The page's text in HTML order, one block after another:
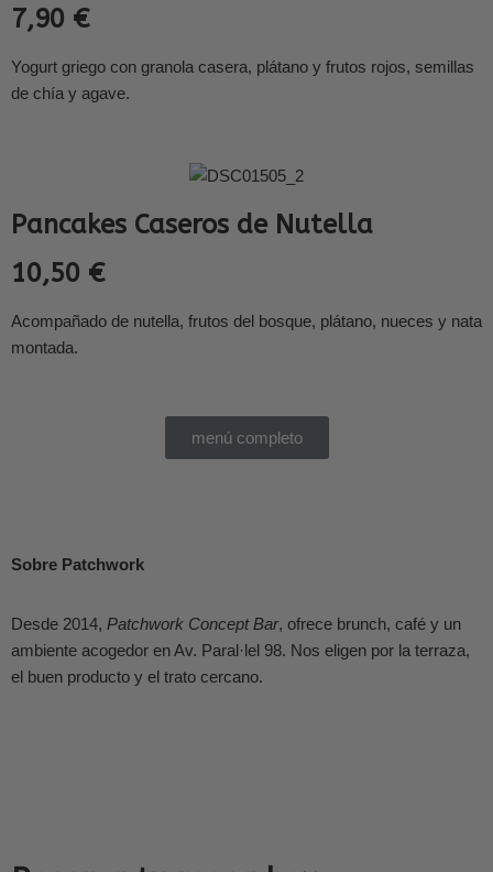
7,90 €
Yogurt griego con granola casera, plátano y frutos rojos, semillas
de chía y agave.
Pancakes Caseros de Nutella
10,50 €
Acompañado de nutella, frutos del bosque, plátano, nueces y nata
montada.
menú completo
Sobre Patchwork
Desde 2014, Patchwork Concept Bar, ofrece brunch, café y un
ambiente acogedor en Av. Paral·lel 98. Nos eligen por la terraza,
el buen producto y el trato cercano.